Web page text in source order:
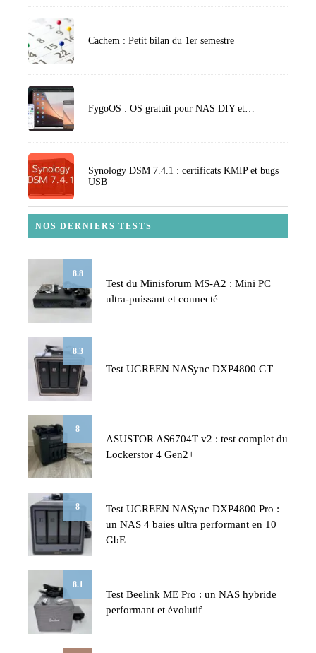
Cachem : Petit bilan du 1er semestre
FygoOS : OS gratuit pour NAS DIY et…
Synology DSM 7.4.1 : certificats KMIP et bugs
USB
NOS DERNIERS TESTS
8.8
Test du Minisforum MS-A2 : Mini PC
ultra-puissant et connecté
8.3
Test UGREEN NASync DXP4800 GT
8
ASUSTOR AS6704T v2 : test complet du
Lockerstor 4 Gen2+
8
Test UGREEN NASync DXP4800 Pro :
un NAS 4 baies ultra performant en 10
GbE
8.1
Test Beelink ME Pro : un NAS hybride
performant et évolutif